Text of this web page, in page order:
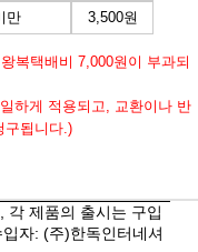
만 3,500원
복택배비 7,000원이 부과되
하게 적용되고, 교환이나 반
구됩니다.)
각 제품의 출시는 구입
자: (주)한독인터네셔